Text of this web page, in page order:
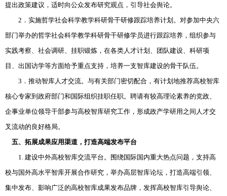
提出政策建议，适时向公众发布研究观点，引导社会舆论。
2．实施哲学社会科学教学科研骨干研修跟踪培养计划。对参加中央六
部门举办的哲学社会科学教学科研骨干研修学员进行跟踪培养，组织参与
实践考察、社会调研、挂职锻炼，在各类人才计划、团队建设、科研项
目、出国访学等方面给予重点支持，培养一支智库建设的骨干队伍。
3．推动智库人才交流。与有关部门密切配合，有计划地推荐高校智库
核心专家到政府部门和国际组织挂职任职。聘请有较高理论素养的党政、
企事业单位领导干部参与高校智库研究工作，形成政产学研用之间人才交
叉流动的良好格局。
五、拓展成果应用渠道，打造高端发布平台
1. 建设中外高校智库交流平台。围绕国际国内重大热点问题，支持高
校与国外高水平智库开展合作研究，举办高层智库论坛，打造高端引领、
集中发布、影响广泛的高校智库成果发布品牌，发挥高校智库引导舆论、